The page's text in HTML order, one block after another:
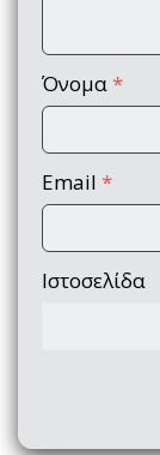
Όνομα *
Email *
Ιστοσελίδα